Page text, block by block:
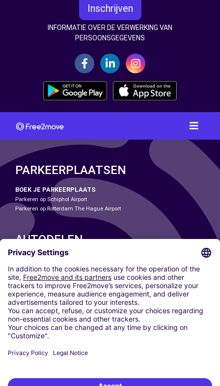
Inschrijven
INFORMATIE OVER DE VERWERKING VAN
PERSOONSGEGEVENS
PARKEERPLAATSEN
BOEK JE PARKEERPLAATS
Parkeren op Schiphol Airport
Parkeren op Rotterdam The Hague Airport
AUTODELEN
ONZE STEDEN
Paris
Madrid
Washington DC
Milaan
Rome
Turijn
Wenen
Berlijn
Düsseldorf